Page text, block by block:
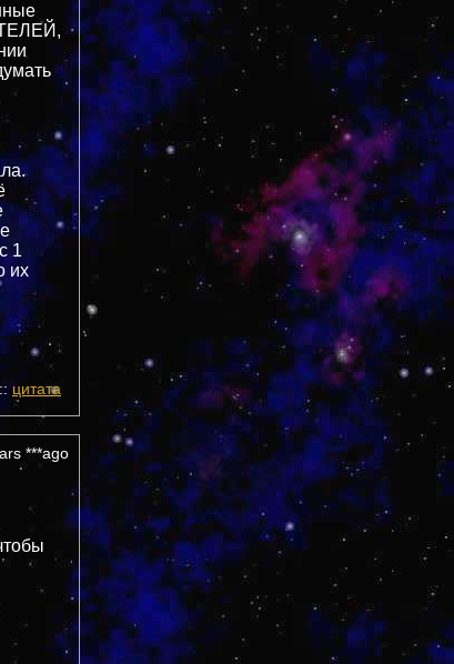
1
их
цитата
***ago